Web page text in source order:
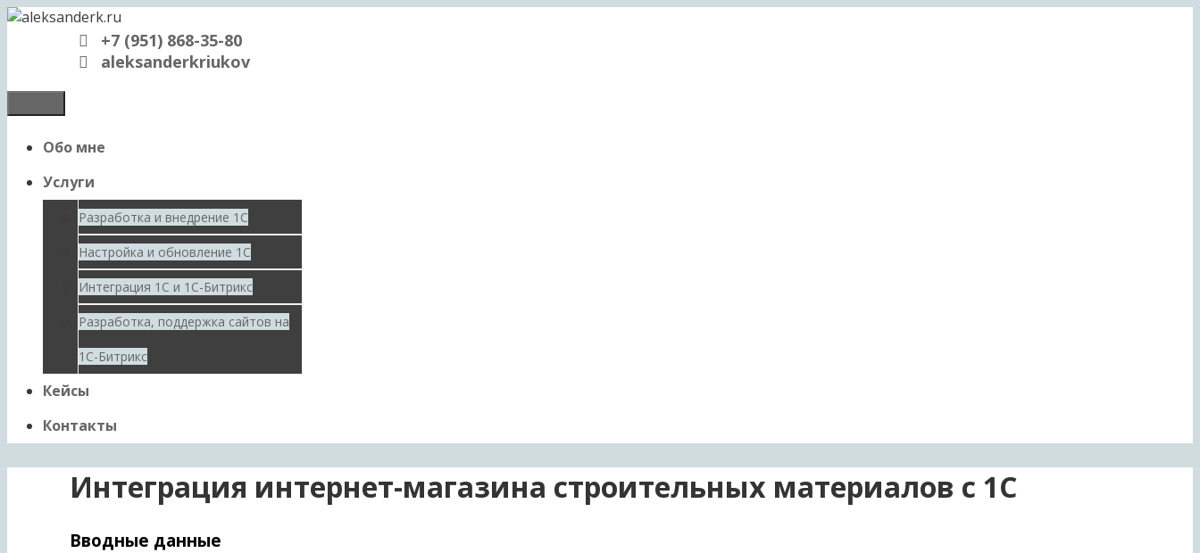
Перейти
содержимому
+7 (951) 868-35-80
aleksanderkriukov
Обо мне
Услуги
Разработка и внедрение 1С
Настройка и обновление 1С
Интеграция 1С и 1С-Битрикс
Разработка, поддержка сайтов на
1С-Битрикс
Кейсы
Контакты
Интеграция интернет-магазина строительных материалов с 1С
Вводные данные